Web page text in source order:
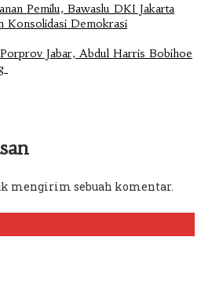
Pemilu, Bawaslu DKI Jakarta
Konsolidasi Demokrasi
Jabar, Abdul Harris Bobihoe
mengirim sebuah komentar.